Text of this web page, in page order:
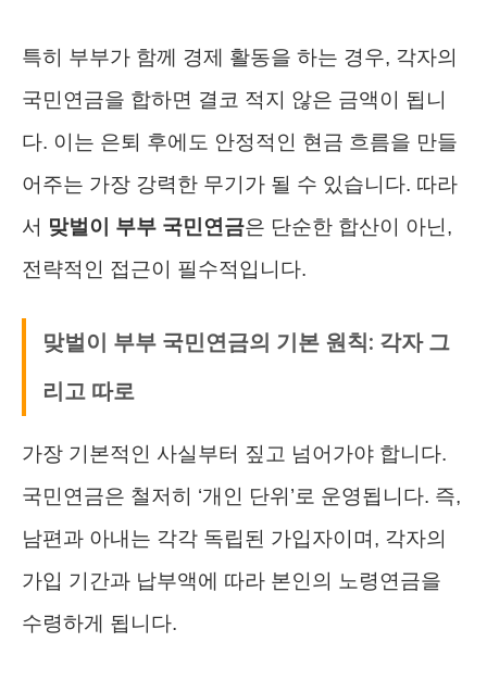
특히 부부가 함께 경제 활동을 하는 경우, 각자의
국민연금을 합하면 결코 적지 않은 금액이 됩니
다. 이는 은퇴 후에도 안정적인 현금 흐름을 만들
어주는 가장 강력한 무기가 될 수 있습니다. 따라
서 맞벌이 부부 국민연금은 단순한 합산이 아닌,
전략적인 접근이 필수적입니다.
맞벌이 부부 국민연금의 기본 원칙: 각자 그
리고 따로
가장 기본적인 사실부터 짚고 넘어가야 합니다.
국민연금은 철저히 ‘개인 단위’로 운영됩니다. 즉,
남편과 아내는 각각 독립된 가입자이며, 각자의
가입 기간과 납부액에 따라 본인의 노령연금을
수령하게 됩니다.